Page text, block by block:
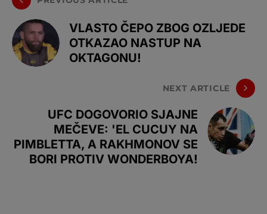
VLASTO ČEPO ZBOG OZLJEDE
OTKAZAO NASTUP NA
OKTAGONU!
NEXT ARTICLE
UFC DOGOVORIO SJAJNE
MEČEVE: 'EL CUCUY NA
PIMBLETTA, A RAKHMONOV SE
BORI PROTIV WONDERBOYA!